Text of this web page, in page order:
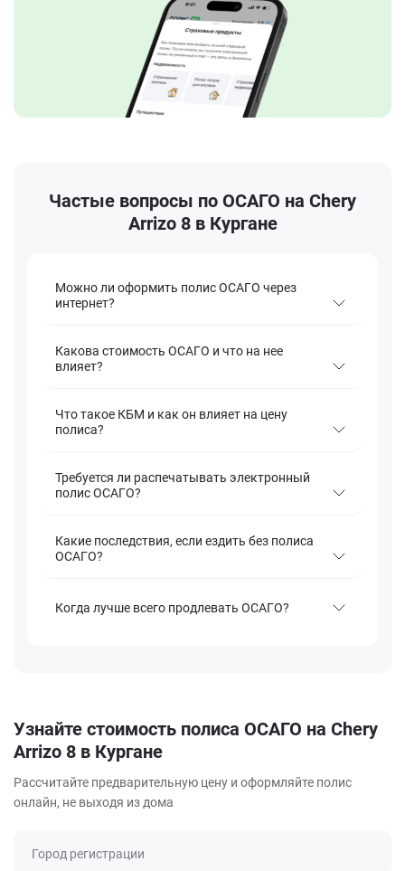
Частые вопросы по ОСАГО на Chery
Arrizo 8 в Кургане
Можно ли оформить полис ОСАГО через
интернет?
Какова стоимость ОСАГО и что на нее
влияет?
Что такое КБМ и как он влияет на цену
полиса?
Требуется ли распечатывать электронный
полис ОСАГО?
Какие последствия, если ездить без полиса
ОСАГО?
Когда лучше всего продлевать ОСАГО?
Узнайте стоимость полиса ОСАГО на Chery
Arrizo 8 в Кургане
Рассчитайте предварительную цену и оформляйте полис
онлайн, не выходя из дома
Город регистрации